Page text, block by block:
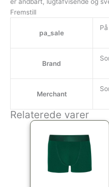
Fremstill
pa_sale
Brand
Merchant
Relaterede varer